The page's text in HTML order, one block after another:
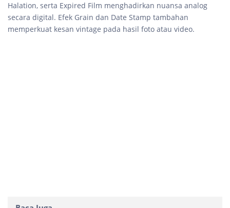
Halation, serta Expired Film menghadirkan nuansa analog
secara digital. Efek Grain dan Date Stamp tambahan
memperkuat kesan vintage pada hasil foto atau video.